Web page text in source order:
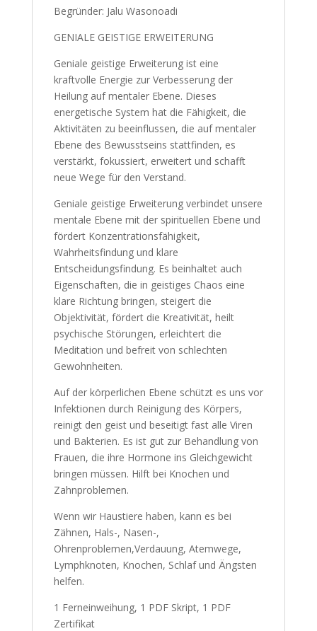
Begründer: Jalu Wasonoadi
GENIALE GEISTIGE ERWEITERUNG
Geniale geistige Erweiterung ist eine
kraftvolle Energie zur Verbesserung der
Heilung auf mentaler Ebene. Dieses
energetische System hat die Fähigkeit, die
Aktivitäten zu beeinflussen, die auf mentaler
Ebene des Bewusstseins stattfinden, es
verstärkt, fokussiert, erweitert und schafft
neue Wege für den Verstand.
Geniale geistige Erweiterung verbindet unsere
mentale Ebene mit der spirituellen Ebene und
fördert Konzentrationsfähigkeit,
Wahrheitsfindung und klare
Entscheidungsfindung. Es beinhaltet auch
Eigenschaften, die in geistiges Chaos eine
klare Richtung bringen, steigert die
Objektivität, fördert die Kreativität, heilt
psychische Störungen, erleichtert die
Meditation und befreit von schlechten
Gewohnheiten.
Auf der körperlichen Ebene schützt es uns vor
Infektionen durch Reinigung des Körpers,
reinigt den geist und beseitigt fast alle Viren
und Bakterien. Es ist gut zur Behandlung von
Frauen, die ihre Hormone ins Gleichgewicht
bringen müssen. Hilft bei Knochen und
Zahnproblemen.
Wenn wir Haustiere haben, kann es bei
Zähnen, Hals-, Nasen-,
Ohrenproblemen,Verdauung, Atemwege,
Lymphknoten, Knochen, Schlaf und Ängsten
helfen.
1 Ferneinweihung, 1 PDF Skript, 1 PDF
Zertifikat